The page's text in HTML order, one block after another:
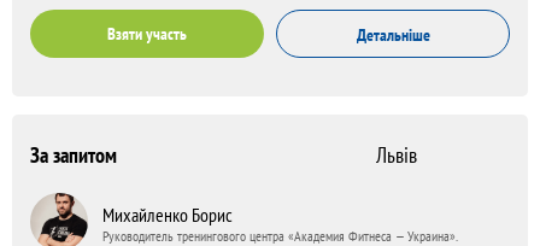
Взяти участь Детальніше
За запитом Львів
Михайленко Борис
Руководитель тренингового центра «Академия Фитнеса — Украина».